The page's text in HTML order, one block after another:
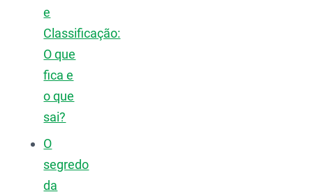
e
Classificação:
O que
fica e
o que
sai?
O
segredo
da